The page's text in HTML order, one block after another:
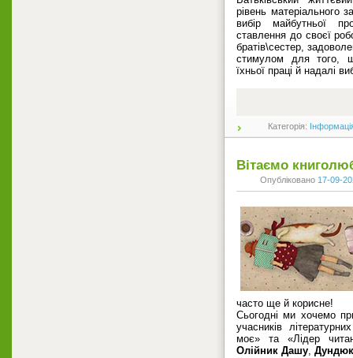
рівень матеріального
вибір майбутньої
ставлення до своєї
братів\сестер,
стимулом для того,
їхньої праці й надалі
Категорія:
Вітаємо
Опубліковано 17-09-
часто ще й корисне!
Сьогодні ми хочемо
учасників
моє» та «Лідер
Олійник Дашу,